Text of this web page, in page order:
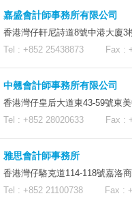
嘉盛會計師事務所有限公司
香港灣仔軒尼詩道8號中港大廈3
Tel : +852 25438873 Fax :
中翹會計師事務所有限公司
香港灣仔皇后大道東43-59號東
Tel : +852 28020633 Fax :
雅思會計師事務所
香港灣仔駱克道114-118號嘉洛
Tel : +852 21100738 Fax :